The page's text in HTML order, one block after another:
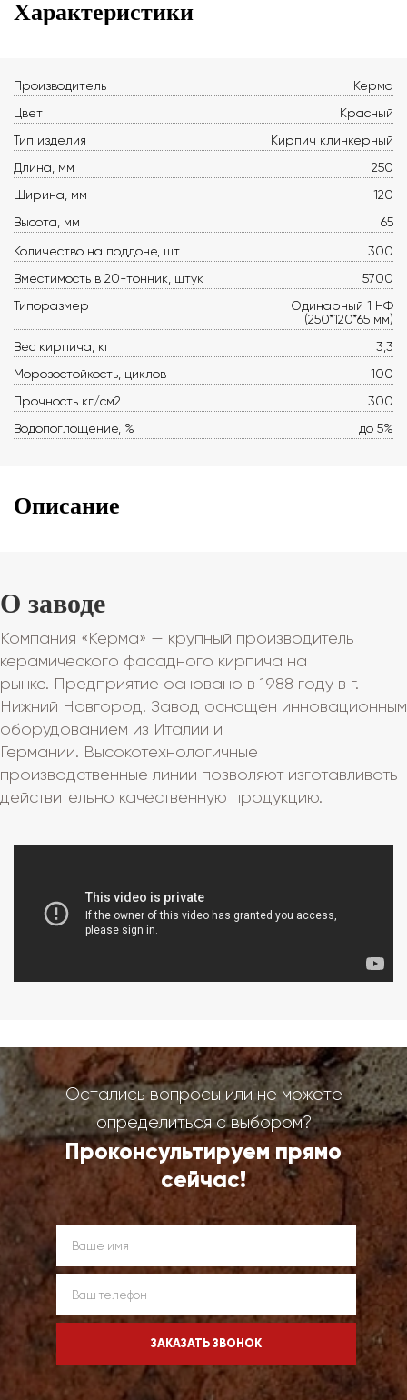
Характеристики
Производитель
Керма
Цвет
Красный
Тип изделия
Кирпич клинкерный
Длина, мм
250
Ширина, мм
120
Высота, мм
65
Количество на поддоне, шт
300
Вместимость в 20-тонник, штук
5700
Типоразмер
Одинарный 1 НФ
(250*120*65 мм)
Вес кирпича, кг
3,3
Морозостойкость, циклов
100
Прочность кг/см2
300
Водопоглощение, %
до 5%
Описание
О заводе
Компания «Керма» — крупный производитель
керамического фасадного кирпича на
рынке. Предприятие основано в 1988 году в г.
Нижний Новгород. Завод оснащен инновационным
оборудованием из Италии и
Германии. Высокотехнологичные
производственные линии позволяют изготавливать
действительно качественную продукцию.
Остались вопросы или не можете
определиться с выбором?
Проконсультируем прямо
сейчас!